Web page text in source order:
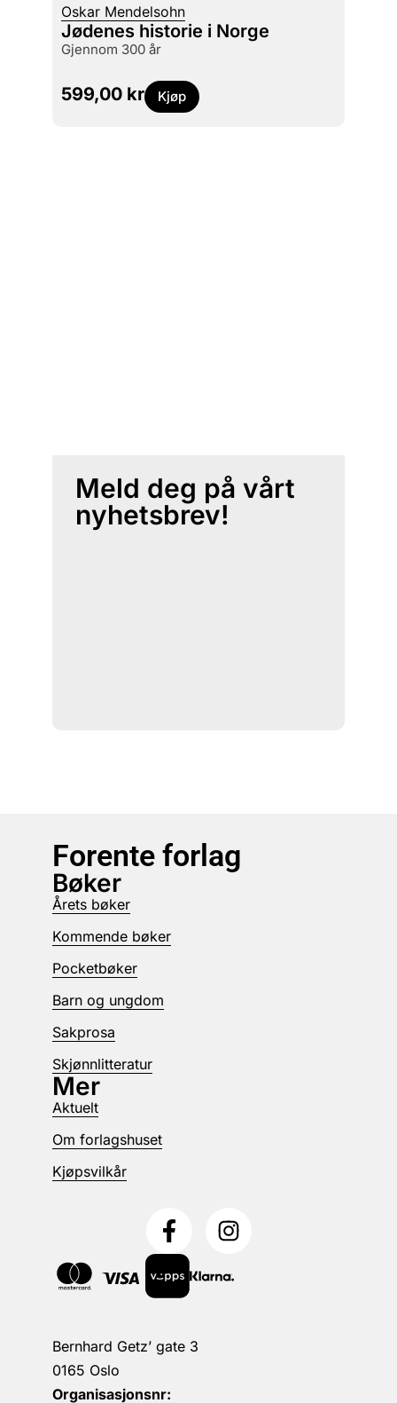
Oskar Mendelsohn
Jødenes historie i Norge
gjennom 300 år
599,00 kr Kjøp
Meld deg på vårt
nyhetsbrev!
Forente forlag
Bernhard Getz’ gate 3
0165 Oslo
Organisasjonsnr:
Bøker
Årets bøker
Kommende bøker
Pocketbøker
Barn og ungdom
Sakprosa
Skjønnlitteratur
Mer
Aktuelt
Om forlagshuset
Kjøpsvilkår